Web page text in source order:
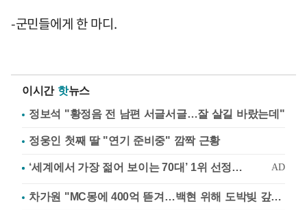
-군민들에게 한 마디.
이시간 핫뉴스
정보석 "황정음 전 남편 서글서글…잘 살길 바랐는데"
정웅인 첫째 딸 "연기 준비중" 깜짝 근황
차가원 "MC몽에 400억 뜯겨…백현 위해 도박빚 갚아줘"